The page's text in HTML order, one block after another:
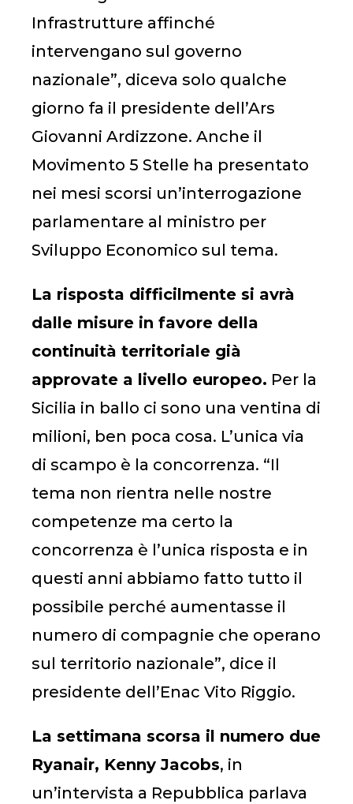
Infrastrutture affinché
intervengano sul governo
nazionale”, diceva solo qualche
giorno fa il presidente dell’Ars
Giovanni Ardizzone. Anche il
Movimento 5 Stelle ha presentato
nei mesi scorsi un’interrogazione
parlamentare al ministro per
Sviluppo Economico sul tema.
La risposta difficilmente si avrà
dalle misure in favore della
continuità territoriale già
approvate a livello europeo. Per la
Sicilia in ballo ci sono una ventina di
milioni, ben poca cosa. L’unica via
di scampo è la concorrenza. “Il
tema non rientra nelle nostre
competenze ma certo la
concorrenza è l’unica risposta e in
questi anni abbiamo fatto tutto il
possibile perché aumentasse il
numero di compagnie che operano
sul territorio nazionale”, dice il
presidente dell’Enac Vito Riggio.
La settimana scorsa il numero due
Ryanair, Kenny Jacobs, in
un’intervista a Repubblica parlava